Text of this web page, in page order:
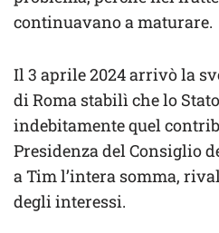
continuavano a maturare.
Il 3 aprile 2024 arrivò la
di Roma stabilì che lo
indebitamente quel
Presidenza del Consiglio
a Tim l’intera somma,
degli interessi.